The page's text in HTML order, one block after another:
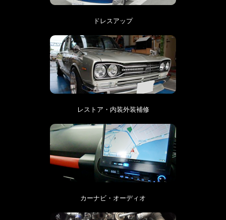
ドレスアップ
レストア・内装外装補修
カーナビ・オーディオ